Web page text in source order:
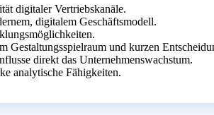
digitaler Vertriebskanäle.
digitalem Geschäftsmodell.
Gestaltungsspielraum und kurzen
direkt das Unternehmenswachstum.
analytische Fähigkeiten.